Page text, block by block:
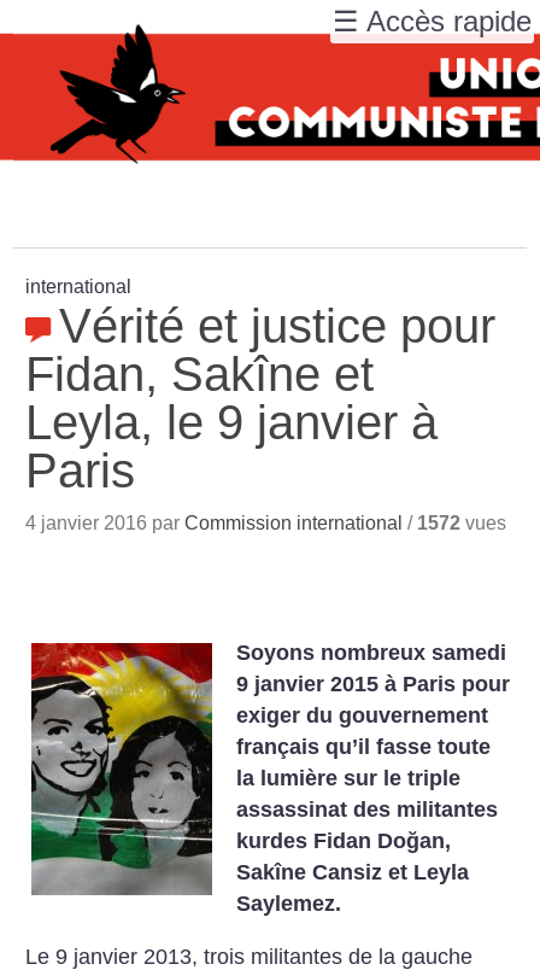
international
Vérité et justice pour
Fidan, Sakîne et
Leyla, le 9 janvier à
Paris
4 janvier 2016 parCommission international / 1572 vues
Soyons nombreux samedi
9 janvier 2015 à Paris pour
exiger du gouvernement
français qu’il fasse toute
la lumière sur le triple
assassinat des militantes
kurdes Fidan Doğan,
Sakîne Cansiz et Leyla
Saylemez.
Le 9 janvier 2013, trois militantes de la gauche
☰ Accès rapide